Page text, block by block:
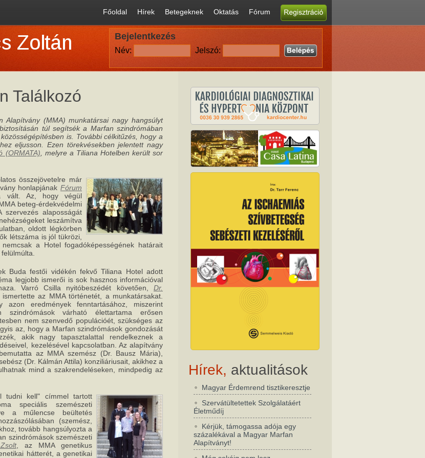
Főoldal Hírek Betegeknek Oktatás Fórum
Bejelentkezés
Név: Jelszó:
Találkozó
(MMA) munkatársai nagy hangsúlyt
túl segítsék a Marfan szindrómában
is. További célkitűzés, hogy a
eljusson. Ezen törekvésekben jelentett nagy
(ORMATA) , melyre a Tiliana Hotelben került sor
összejövetelre már
honlapjának Fórum
vált. Az, hogy végül
beteg-érdekvédelmi
szervezés alaposságát
leszámítva
oldott légkörben
létszáma is jól tükrözi,
a Hotel fogadóképességének határait
Buda festői vidékén fekvő Tiliana Hotel adott
legjobb ismerői is sok hasznos információval
Varró Csilla nyitóbeszédét követően, Dr.
ismertette az MMA történetét, a munkatársakat.
azon eredmények fenntartásához, miszerint
szindrómások várható élettartama erősen
nem szenvedő populációét, szükséges az
az, hogy a Marfan szindrómások gondozását
akik nagy tapasztalattal rendelkeznek a
kezelésével kapcsolatban. Az alapítvány
az MMA szemész (Dr. Bausz Mária),
(Dr. Kálmán Attila) konziliáriusait, akikhez a
mind a szakrendeléseken, mindpedig az
tudni kell" címmel tartott
speciális szemészeti
a műlencse beültetés
(szemész,
tovább hangsúlyozta a
szindrómások szemészeti
, az MMA genetikus
hátterét, a genetikai
Hírek, aktualitások
Magyar Érdemrend tisztikeresztje
Szervátültetettek Szolgálatáért
Életműdíj
Kérjük, támogassa adója egy
százalékával a Magyar Marfan
Alapítványt!